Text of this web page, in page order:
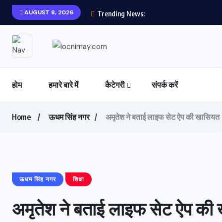
AUGUST 8, 2026 Trending News:
होम हमारे बारे में कैटेगरी संपर्क करें
Home ऊधम सिंह नगर अमृतेश ने बताई लाइफ सेट ऐप की खासियत
ऊधम सिंह नगर शिक्षा
अमृतेश ने बताई लाइफ सेट ऐप की